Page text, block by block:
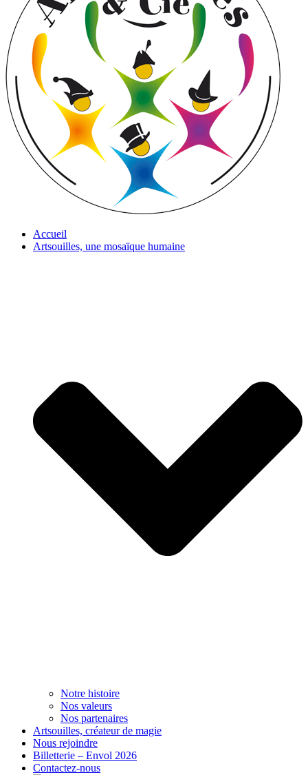
Accueil
Artsouilles, une mosaïque humaine
Notre histoire
Nos valeurs
Nos partenaires
Artsouilles, créateur de magie
Nous rejoindre
Billetterie – Envol 2026
Contactez-nous